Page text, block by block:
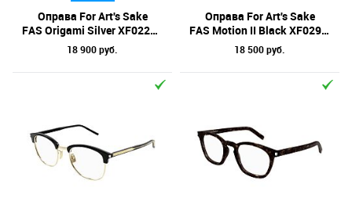
Оправа For Art's Sake
FAS Origami Silver XF022SL 55
18 900 руб.
Оправа For Art's Sake
FAS Motion II Black XF029BK 55
18 500 руб.